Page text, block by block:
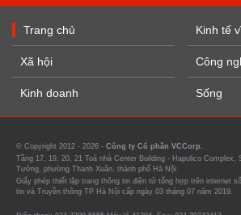
Trang chủ
Xã hội
Kinh doanh
Kinh tế
Công
Sống
© Copyright 2012 - 2026 - Công ty Cổ phần VCCorp.
Tầng 17, 19, 20, 21 Toà nhà Center Building - Hapulico Complex,
Tưởng, phường Thanh Xuân, thành phố Hà Nội
Giấy phép thiết lập trang thông tin điện tử tổng hợp trên internet
tin và Truyền thông TP Hà Nội cấp ngày 03 tháng 07 năm 2019.